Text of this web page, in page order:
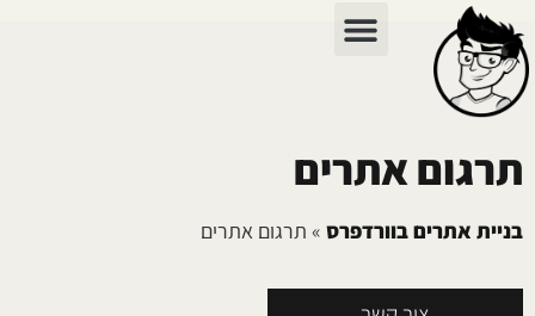
תרגום אתרים
בניית אתרים בוורדפרס » תרגום אתרים